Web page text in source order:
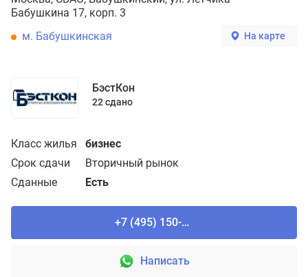
Бабушкина 17, корп. 3
м. Бабушкинская
На карте
БэстКон
22 сдано
Класс жилья бизнес
Срок сдачи
Вторичный рынок
Сданные
Есть
+7 (495) 150-90-61
Написать